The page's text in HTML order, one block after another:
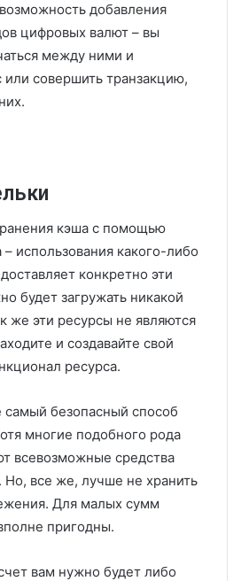
добавления
цифровых валют – вы
между ними и
или совершить транзакцию,
кэша с помощью
использования какого-либо
конкретно эти
будет загружать никакой
же эти ресурсы не являются
и создавайте свой
ресурса.
безопасный способ
многие подобного рода
всевозможные средства
Но, все же, лучше не хранить
Для малых сумм
пригодны.
вам нужно будет либо